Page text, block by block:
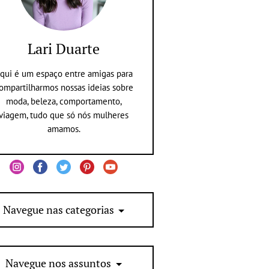
Lari Duarte
é um espaço entre amigas para
nossas ideias sobre
moda, beleza, comportamento,
tudo que só nós mulheres
amamos.
Navegue nas categorias
Navegue nos assuntos